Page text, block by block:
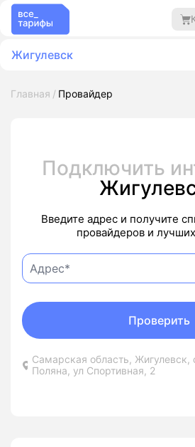
Жигулевск
Главная Провайдер
Подключить
Введите адрес и получите
провайдеров и
Самарская область, Жигулевск,
Поляна, ул Спортивная, 2
Проверить